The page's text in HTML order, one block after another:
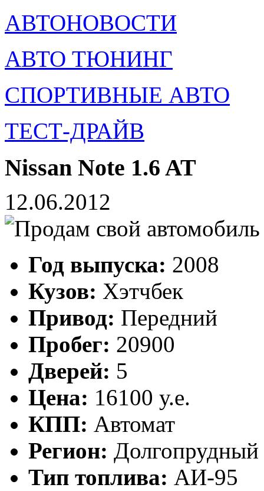
АВТОНОВОСТИ
АВТО ТЮНИНГ
СПОРТИВНЫЕ АВТО
ТЕСТ-ДРАЙВ
Nissan Note 1.6 AT
12.06.2012
Год выпуска: 2008
Кузов: Хэтчбек
Привод: Передний
Пробег: 20900
Дверей: 5
Цена: 16100 у.е.
КПП: Автомат
Регион: Долгопрудный
Тип топлива: АИ-95